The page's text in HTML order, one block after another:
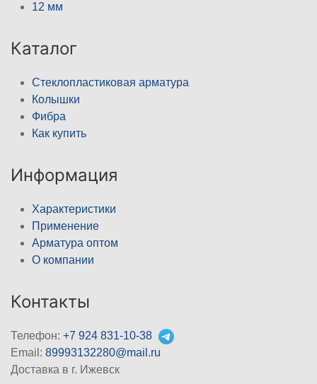
12 мм
Каталог
Стеклопластиковая арматура
Колышки
Фибра
Как купить
Информация
Характеристики
Применение
Арматура оптом
О компании
Контакты
Телефон: +7 924 831-10-38
Email: 89993132280@mail.ru
Доставка в г. Ижевск